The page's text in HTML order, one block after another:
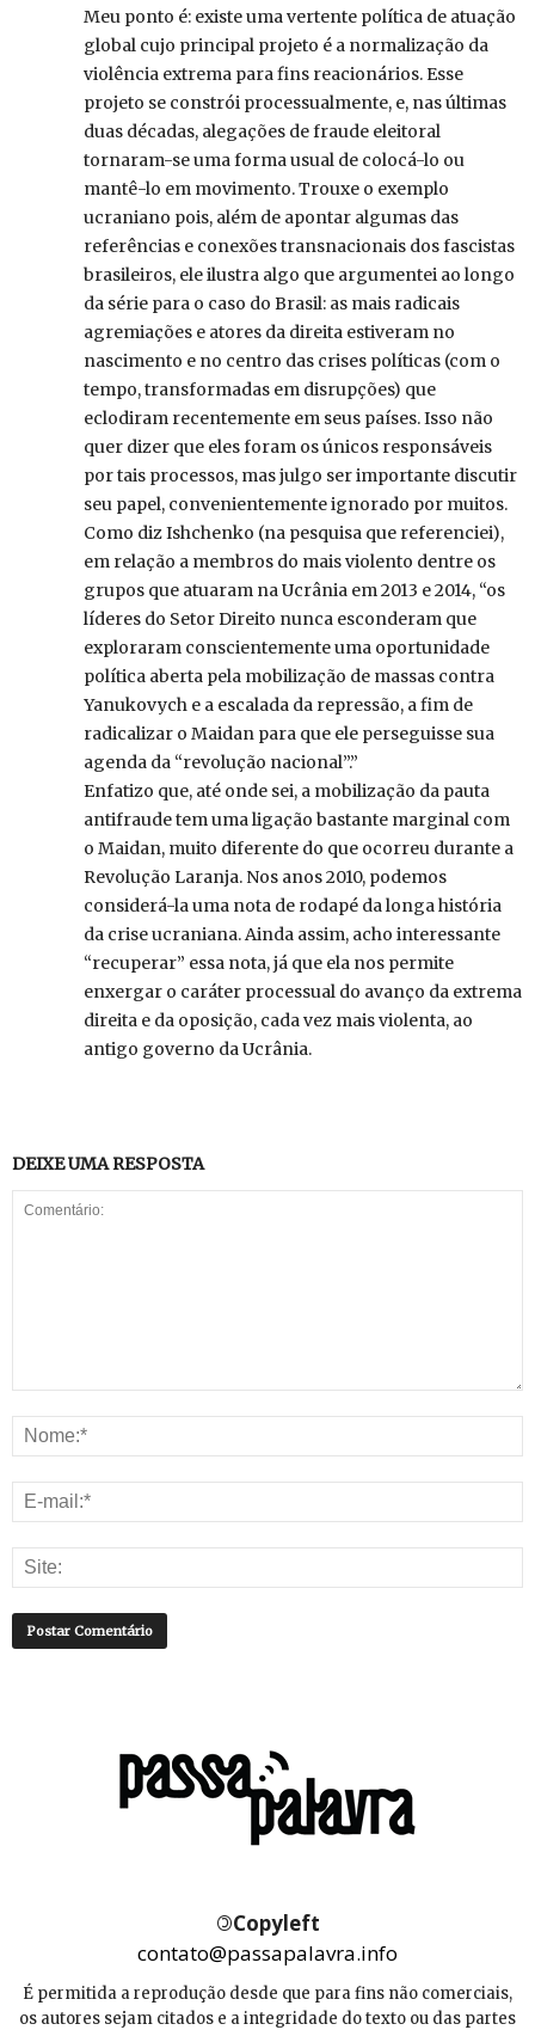
Meu ponto é: existe uma vertente política de atuação
global cujo principal projeto é a normalização da
violência extrema para fins reacionários. Esse
projeto se constrói processualmente, e, nas últimas
duas décadas, alegações de fraude eleitoral
tornaram-se uma forma usual de colocá-lo ou
mantê-lo em movimento. Trouxe o exemplo
ucraniano pois, além de apontar algumas das
referências e conexões transnacionais dos fascistas
brasileiros, ele ilustra algo que argumentei ao longo
da série para o caso do Brasil: as mais radicais
agremiações e atores da direita estiveram no
nascimento e no centro das crises políticas (com o
tempo, transformadas em disrupções) que
eclodiram recentemente em seus países. Isso não
quer dizer que eles foram os únicos responsáveis
por tais processos, mas julgo ser importante discutir
seu papel, convenientemente ignorado por muitos.
Como diz Ishchenko (na pesquisa que referenciei),
em relação a membros do mais violento dentre os
grupos que atuaram na Ucrânia em 2013 e 2014, “os
líderes do Setor Direito nunca esconderam que
exploraram conscientemente uma oportunidade
política aberta pela mobilização de massas contra
Yanukovych e a escalada da repressão, a fim de
radicalizar o Maidan para que ele perseguisse sua
agenda da “revolução nacional”.”
Enfatizo que, até onde sei, a mobilização da pauta
antifraude tem uma ligação bastante marginal com
o Maidan, muito diferente do que ocorreu durante a
Revolução Laranja. Nos anos 2010, podemos
considerá-la uma nota de rodapé da longa história
da crise ucraniana. Ainda assim, acho interessante
“recuperar” essa nota, já que ela nos permite
enxergar o caráter processual do avanço da extrema
direita e da oposição, cada vez mais violenta, ao
antigo governo da Ucrânia.
DEIXE UMA RESPOSTA
©Copyleft
contato@passapalavra.info
É permitida a reprodução desde que para fins não comerciais,
os autores sejam citados e a integridade do texto ou das partes